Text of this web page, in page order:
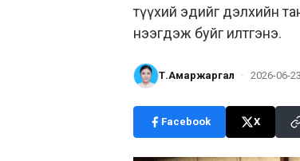
түүхий эдийг дэлхийн
нээгдэж буйг илтгэнэ.
Т.Амаржаргал · 2026-06-
Facebook X